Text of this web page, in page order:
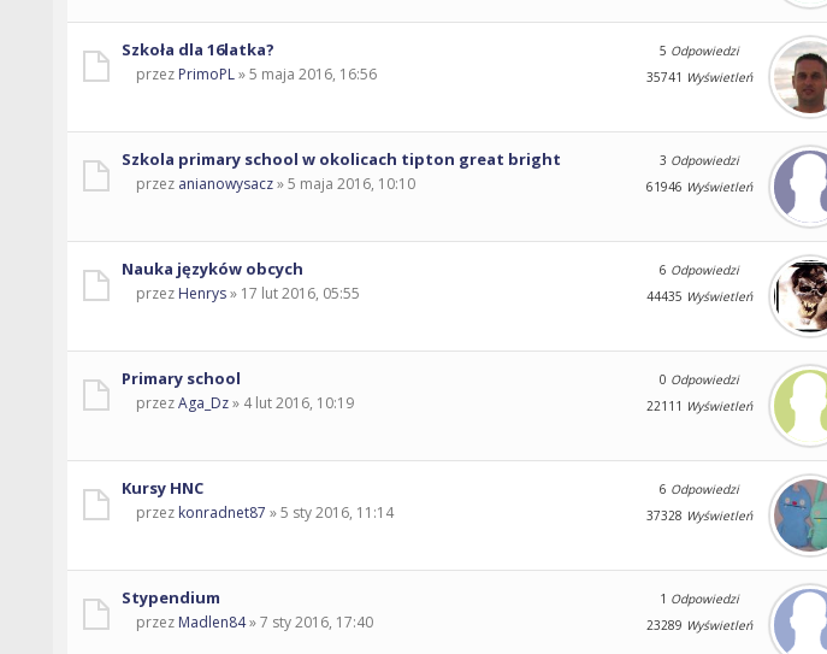
Szkoła dla 16latka?
przez PrimoPL» 5 maja 2016, 16:56
5 Odpowiedzi
35741 Wyświetleń
Szkola primary school w okolicach tipton great bright
przez anianowysacz» 5 maja 2016, 10:10
3 Odpowiedzi
61946 Wyświetleń
Nauka języków obcych
przez Henrys» 17 lut 2016, 05:55
6 Odpowiedzi
44435 Wyświetleń
Primary school
przezAga_Dz» 4 lut 2016, 10:19
0 Odpowiedzi
22111 Wyświetleń
Kursy HNC
przez konradnet87 » 5 sty 2016, 11:14
6 Odpowiedzi
37328 Wyświetleń
Stypendium
przez Madlen84» 7 sty 2016, 17:40
1 Odpowiedzi
23289 Wyświetleń